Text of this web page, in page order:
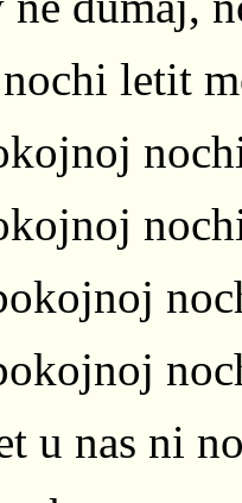
letit
u nas ni